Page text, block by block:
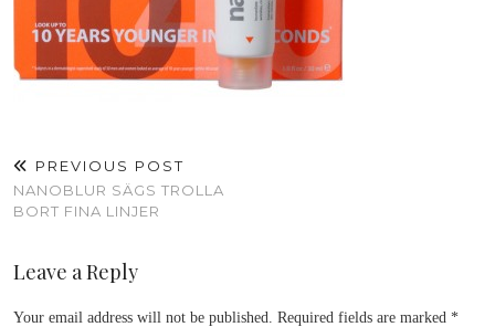
PREVIOUS POST
NANOBLUR SÄGS TROLLA
BORT FINA LINJER
Leave a Reply
Your email address will not be published. Required fields are marked *